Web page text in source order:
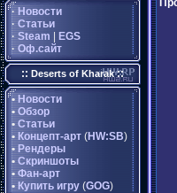
· Новости
· Статьи
· Steam
EGS
· Оф.сайт
:: Deserts of Kharak::
• Новости
• Обзор
• Статьи
• Концепт-арт (HW:SB)
• Рендеры
• Скриншоты
• Фан-арт
• Купить игру (GOG)